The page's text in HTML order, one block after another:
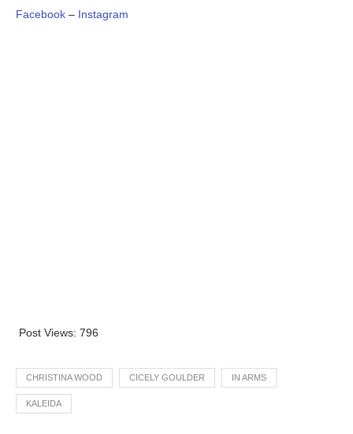
Facebook – Instagram
Post Views: 796
CHRISTINA WOOD CICELY GOULDER IN ARMS
KALEIDA